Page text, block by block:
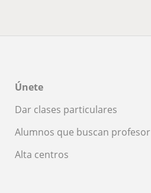
Únete
Dar clases particulares
Alumnos que buscan profesor
Alta centros